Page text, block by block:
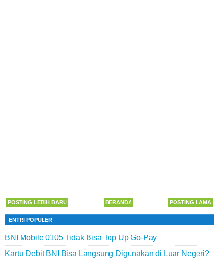
POSTING LEBIH BARU POSTING LAMA
BERANDA
ENTRI POPULER
BNI Mobile 0105 Tidak Bisa Top Up Go-Pay
Kartu Debit BNI Bisa Langsung Digunakan di Luar Negeri?